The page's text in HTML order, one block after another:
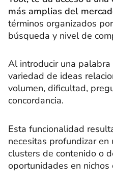
más amplias del
términos organizados
búsqueda y nivel de
Al introducir una palabra
variedad de ideas
volumen, dificultad,
concordancia.
Esta funcionalidad
necesitas profundizar en
clusters de contenido o
oportunidades en nichos